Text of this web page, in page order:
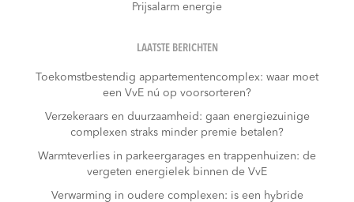
Prijsalarm energie
LAATSTE BERICHTEN
Toekomstbestendig appartementencomplex: waar moet
een VvE nú op voorsorteren?
Verzekeraars en duurzaamheid: gaan energiezuinige
complexen straks minder premie betalen?
Warmteverlies in parkeergarages en trappenhuizen: de
vergeten energielek binnen de VvE
Verwarming in oudere complexen: is een hybride